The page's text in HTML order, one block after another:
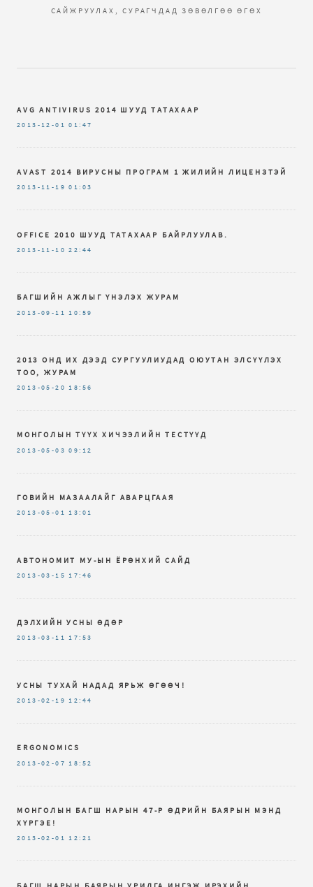
САЙЖРУУЛАХ, СУРАГЧДАД ЗӨВӨЛГӨӨ ӨГӨХ
AVG ANTIVIRUS 2014 ШУУД ТАТАХААР
2013-12-01 01:47
AVAST 2014 ВИРУСНЫ ПРОГРАМ 1 ЖИЛИЙН ЛИЦЕНЗТЭЙ
2013-11-19 01:03
OFFICE 2010 ШУУД ТАТАХААР БАЙРЛУУЛАВ.
2013-11-10 22:44
БАГШИЙН АЖЛЫГ ҮНЭЛЭХ ЖУРАМ
2013-09-11 10:59
2013 ОНД ИХ ДЭЭД СУРГУУЛИУДАД ОЮУТАН ЭЛСҮҮЛЭХ
ТОО, ЖУРАМ
2013-05-20 18:56
МОНГОЛЫН ТҮҮХ ХИЧЭЭЛИЙН ТЕСТҮҮД
2013-05-03 09:12
ГОВИЙН МАЗААЛАЙГ АВАРЦГААЯ
2013-05-01 13:01
АВТОНОМИТ МУ-ЫН ЁРӨНХИЙ САЙД
2013-03-15 17:46
ДЭЛХИЙН УСНЫ ӨДӨР
2013-03-11 17:53
УСНЫ ТУХАЙ НАДАД ЯРЬЖ ӨГӨӨЧ!
2013-02-19 12:44
ERGONOMICS
2013-02-07 18:52
МОНГОЛЫН БАГШ НАРЫН 47-Р ӨДРИЙН БАЯРЫН МЭНД
ХҮРГЭЕ!
2013-02-01 12:21